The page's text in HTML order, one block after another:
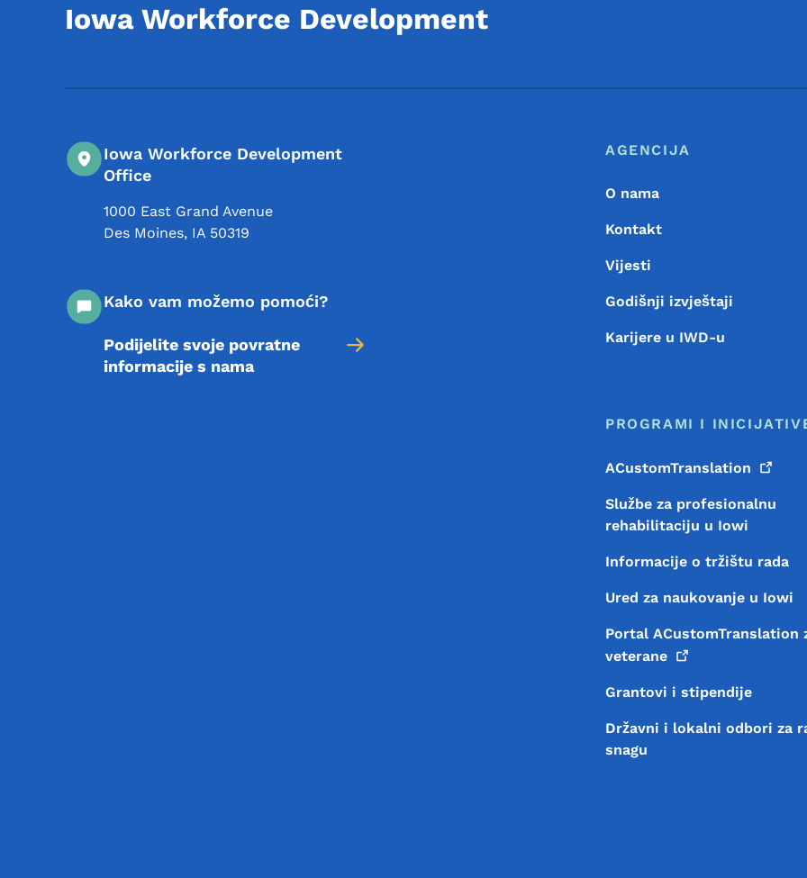
Iowa Workforce Development
Iowa Workforce Development
Office
1000 East Grand Avenue
Des Moines, IA 50319
Kako vam možemo pomoći?
Podijelite svoje povratne
informacije s nama
Meni podnožja
Footer
AGENCIJA
O nama
Kontakt
Vijesti
Godišnji izvještaji
Karijere u IWD-u
PROGRAMI I
ACustomTranslation
Službe za profesionalnu
rehabilitaciju u Iowi
Informacije o tržištu rada
Ured za naukovanje u Iowi
Portal ACustomTranslation
veterane
Grantovi i stipendije
Državni i lokalni odbori za
snagu